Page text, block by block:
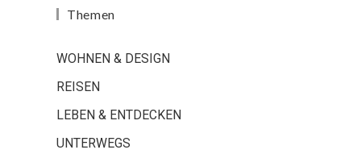
Themen
WOHNEN & DESIGN
REISEN
LEBEN & ENTDECKEN
UNTERWEGS